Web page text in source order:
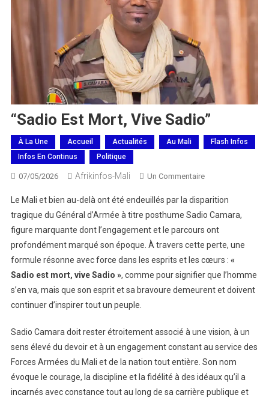
“Sadio Est Mort, Vive Sadio”
À La Une Accueil Actualités Au Mali
Flash Infos
Infos En Continus
Politique
07/05/2026 Afrikinfos-Mali Un CommentaireSur
Est
Mort,
Vive
Sadio”
Le Mali et bien au-delà ont été endeuillés par la disparition
tragique du Général d’Armée à titre posthume Sadio Camara,
figure marquante dont l’engagement et le parcours ont
profondément marqué son époque. À travers cette perte, une
formule résonne avec force dans les esprits et les cœurs : «
Sadio est mort, vive Sadio », comme pour signifier que l’homme
s’en va, mais que son esprit et sa bravoure demeurent et doivent
continuer d’inspirer tout un peuple.
Sadio Camara doit rester étroitement associé à une vision, à un
sens élevé du devoir et à un engagement constant au service des
Forces Armées du Mali et de la nation tout entière. Son nom
évoque le courage, la discipline et la fidélité à des idéaux qu’il a
incarnés avec constance tout au long de sa carrière publique et